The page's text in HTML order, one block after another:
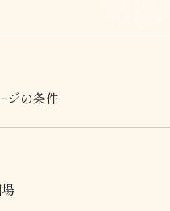
ジの条件